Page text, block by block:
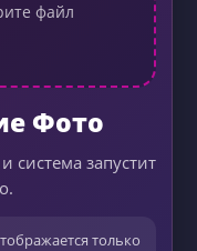
файл
Фото
система запустит
только